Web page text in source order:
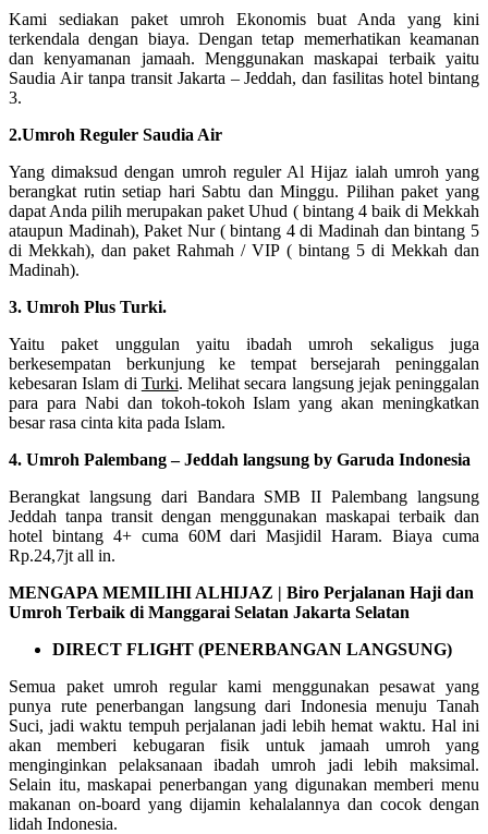
Kami sediakan paket umroh Ekonomis buat Anda yang kini
terkendala dengan biaya. Dengan tetap memerhatikan keamanan
dan kenyamanan jamaah. Menggunakan maskapai terbaik yaitu
Saudia Air tanpa transit Jakarta – Jeddah, dan fasilitas hotel bintang
3.
2.Umroh Reguler Saudia Air
Yang dimaksud dengan umroh reguler Al Hijaz ialah umroh yang
berangkat rutin setiap hari Sabtu dan Minggu. Pilihan paket yang
dapat Anda pilih merupakan paket Uhud ( bintang 4 baik di Mekkah
ataupun Madinah), Paket Nur ( bintang 4 di Madinah dan bintang 5
di Mekkah), dan paket Rahmah / VIP ( bintang 5 di Mekkah dan
Madinah).
3. Umroh Plus Turki.
Yaitu paket unggulan yaitu ibadah umroh sekaligus juga
berkesempatan berkunjung ke tempat bersejarah peninggalan
kebesaran Islam di Turki. Melihat secara langsung jejak peninggalan
para para Nabi dan tokoh-tokoh Islam yang akan meningkatkan
besar rasa cinta kita pada Islam.
4. Umroh Palembang – Jeddah langsung by Garuda Indonesia
Berangkat langsung dari Bandara SMB II Palembang langsung
Jeddah tanpa transit dengan menggunakan maskapai terbaik dan
hotel bintang 4+ cuma 60M dari Masjidil Haram. Biaya cuma
Rp.24,7jt all in.
MENGAPA MEMILIHI ALHIJAZ | Biro Perjalanan Haji dan
Umroh Terbaik di Manggarai Selatan Jakarta Selatan
DIRECT FLIGHT (PENERBANGAN LANGSUNG)
Semua paket umroh regular kami menggunakan pesawat yang
punya rute penerbangan langsung dari Indonesia menuju Tanah
Suci, jadi waktu tempuh perjalanan jadi lebih hemat waktu. Hal ini
akan memberi kebugaran fisik untuk jamaah umroh yang
menginginkan pelaksanaan ibadah umroh jadi lebih maksimal.
Selain itu, maskapai penerbangan yang digunakan memberi menu
makanan on-board yang dijamin kehalalannya dan cocok dengan
lidah Indonesia.